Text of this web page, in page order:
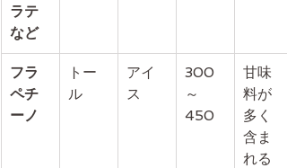
ラテ
など
フラ
ペチ
ーノ
トー
ル
アイ
ス
300
～
450
甘味
料が
多く
含ま
れる